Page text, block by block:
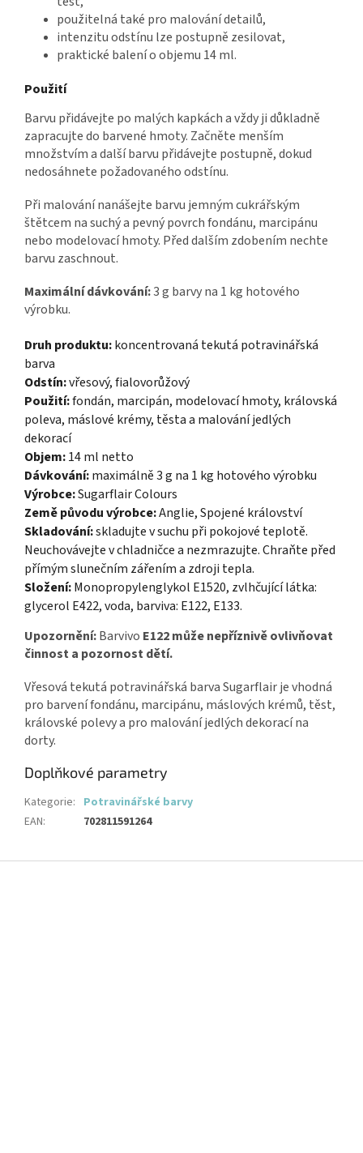
použitelná také pro malování detailů,
intenzitu odstínu lze postupně zesilovat,
praktické balení o objemu 14 ml.
Použití
Barvu přidávejte po malých kapkách a vždy ji důkladně
zapracujte do barvené hmoty. Začněte menším
množstvím a další barvu přidávejte postupně, dokud
nedosáhnete požadovaného odstínu.
Při malování nanášejte barvu jemným cukrářským
štětcem na suchý a pevný povrch fondánu, marcipánu
nebo modelovací hmoty. Před dalším zdobením nechte
barvu zaschnout.
Maximální dávkování:3 g barvy na 1 kg hotového
výrobku.
Druh produktu:koncentrovaná tekutá potravinářská
barva
Odstín:vřesový, fialovorůžový
Použití:fondán, marcipán, modelovací hmoty, královská
poleva, máslové krémy, těsta a malování jedlých
dekorací
Objem:14 ml netto
Dávkování:maximálně 3 g na 1 kg hotového výrobku
Výrobce:Sugarflair Colours
Země původu výrobce:Anglie, Spojené království
Skladování:skladujte v suchu při pokojové teplotě.
Neuchovávejte v chladničce a nezmrazujte. Chraňte před
přímým slunečním zářením a zdroji tepla.
Složení:Monopropylenglykol E1520, zvlhčující látka:
glycerol E422, voda, barviva: E122, E133.
Upozornění:Barvivo E122 může nepříznivě ovlivňovat
činnost a pozornost dětí.
Vřesová tekutá potravinářská barva Sugarflair je vhodná
pro barvení fondánu, marcipánu, máslových krémů, těst,
královské polevy a pro malování jedlých dekorací na
dorty.
Doplňkové parametry
Kategorie: Potravinářské barvy
EAN: 702811591264